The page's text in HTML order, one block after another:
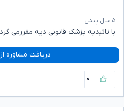
۵ سال پیش
با تائیدیه پزشک قانونی دیه مقررمی
دریافت مشاوره
۰